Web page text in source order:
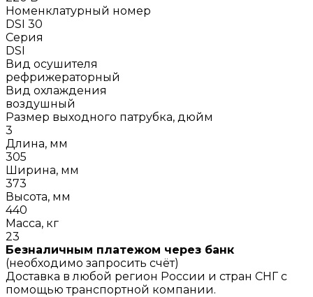
Номенклатурный номер
DSI 30
Серия
DSI
Вид осушителя
рефрижераторный
Вид охлаждения
воздушный
Размер выходного патрубка, дюйм
3
Длина, мм
305
Ширина, мм
373
Высота, мм
440
Масса, кг
23
Безналичным платежом через банк
(необходимо запросить счёт)
Доставка в любой регион России и стран СНГ с
помощью транспортной компании.